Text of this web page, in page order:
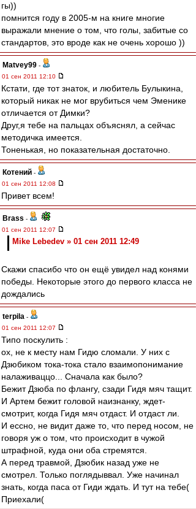
гы))
помнится году в 2005-м на книге многие
выражали мнение о том, что голы, забитые со
стандартов, это вроде как не очень хорошо ))
Matvey99 -
01 сен 2011 12:10
Кстати, где тот знаток, и любитель Булыкина,
который никак не мог врубиться чем Эменике
отличается от Димки?
Друг,я тебе на пальцах объяснял, а сейчас
методичка имеется.
Тоненькая, но показательная достаточно.
Котений -
01 сен 2011 12:08
Привет всем!
Brass -
01 сен 2011 12:07
Mike Lebedev » 01 сен 2011 12:49
Скажи спасибо что он ещё увидел над конями
победы. Некоторые этого до первого класса не
дождались
terpila -
01 сен 2011 12:07
Типо поскулить :
ох, не к месту нам Гидю сломали. У них с
Дзюбиком тока-тока стало взаимопонимание
налаживаццо... Сначала как было?
Бежит Дзюба по флангу, сзади Гидя мяч тащит.
И Артем бежит головой наизнанку, ждет-
смотрит, когда Гидя мяч отдаст. И отдаст ли.
И ессно, не видит даже то, что перед носом, не
говоря уж о том, что происходит в чужой
штрафной, куда они оба стремятся.
А перед травмой, Дзюбик назад уже не
смотрел. Только поглядыввал. Уже начинал
знать, когда паса от Гиди ждать. И тут на тебе(
Приехали(